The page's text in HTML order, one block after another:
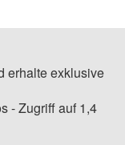
erhalte exklusive
- Zugriff auf 1,4